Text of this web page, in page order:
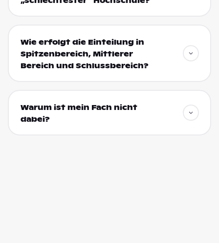
Wie erfolgt die Einteilung in
Spitzenbereich, Mittlerer
Bereich und Schlussbereich?
Warum ist mein Fach nicht
dabei?